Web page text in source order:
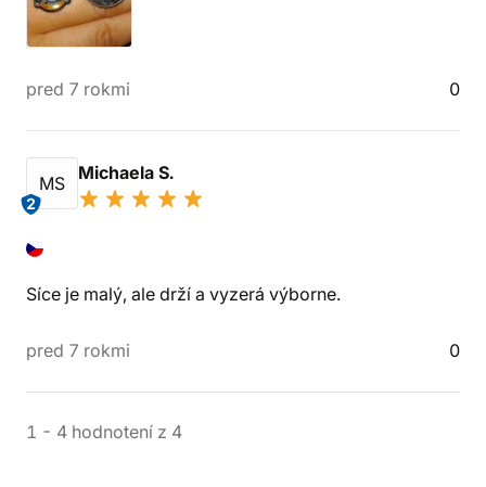
pred 7 rokmi 0
MS
2
Michaela S.
Síce je malý, ale drží a vyzerá výborne.
pred 7 rokmi 0
1 - 4 hodnotení z 4